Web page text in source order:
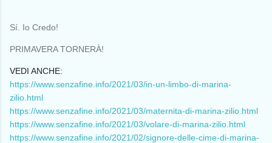
Sí. Io Credo!
PRIMAVERA TORNERÀ!
VEDI ANCHE:
https://www.senzafine.info/2021/03/in-un-limbo-di-marina-
zilio.html
https://www.senzafine.info/2021/03/maternita-di-marina-zilio.html
https://www.senzafine.info/2021/03/volare-di-marina-zilio.html
https://www.senzafine.info/2021/02/signore-delle-cime-di-marina-